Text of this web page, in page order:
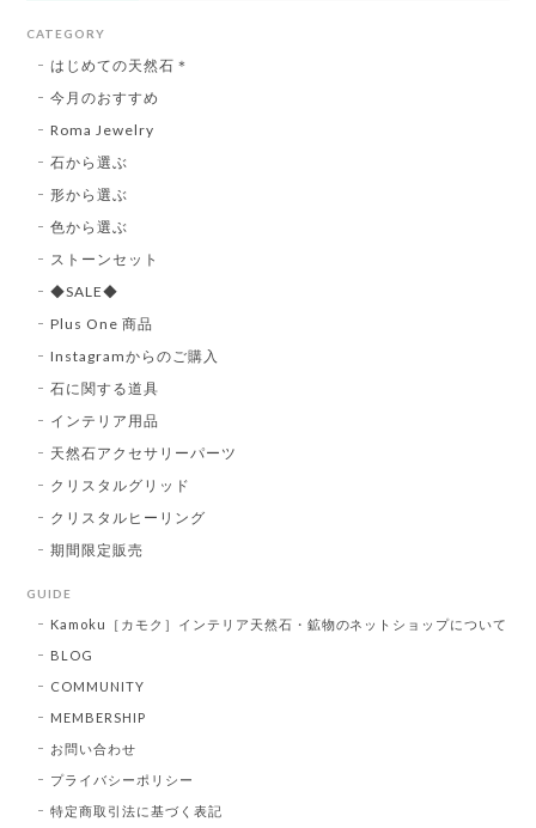
CATEGORY
はじめての天然石＊
今月のおすすめ
Roma Jewelry
石から選ぶ
形から選ぶ
色から選ぶ
ストーンセット
◆SALE◆
Plus One 商品
Instagramからのご購入
石に関する道具
インテリア用品
天然石アクセサリーパーツ
クリスタルグリッド
クリスタルヒーリング
期間限定販売
GUIDE
Kamoku［カモク］インテリア天然石・鉱物のネットショップについて
BLOG
COMMUNITY
MEMBERSHIP
お問い合わせ
プライバシーポリシー
特定商取引法に基づく表記